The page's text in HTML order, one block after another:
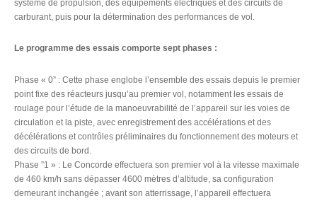
système de propulsion, des équipements électriques et des circuits de
carburant, puis pour la détermination des performances de vol.
Le programme des essais comporte sept phases :
Phase « 0” : Cette phase englobe l’ensemble des essais depuis le premier
point fixe des réacteurs jusqu’au premier vol, notamment les essais de
roulage pour l’étude de la manoeuvrabilité de l’appareil sur les voies de
circulation et la piste, avec enregistrement des accélérations et des
décélérations et contrôles préliminaires du fonctionnement des moteurs et
des circuits de bord.
Phase ”1 » : Le Concorde effectuera son premier vol à la vitesse maximale
de 460 km/h sans dépasser 4600 mètres d’altitude, sa configuration
demeurant inchangée ; avant son atterrissage, l’appareil effectuera